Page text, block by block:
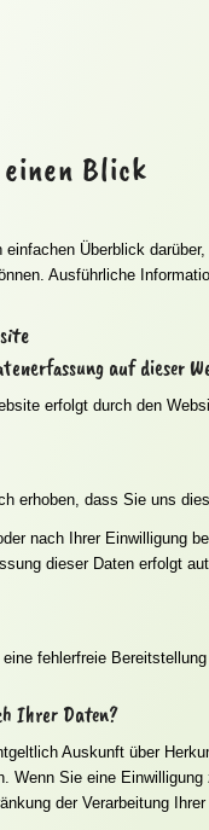
Blick
einfachen Überblick
Ausführliche
auf dieser
erfolgt durch den
erhoben, dass Sie uns
nach Ihrer Einwilligung
dieser Daten erfolgt
fehlerfreie
Ihrer Daten?
Auskunft über
Wenn Sie eine
der Verarbeitung